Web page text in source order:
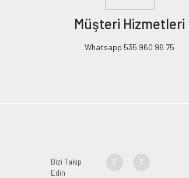
Müşteri Hizmetleri
Whatsapp 535 960 96 75
Bizi Takip
Edin